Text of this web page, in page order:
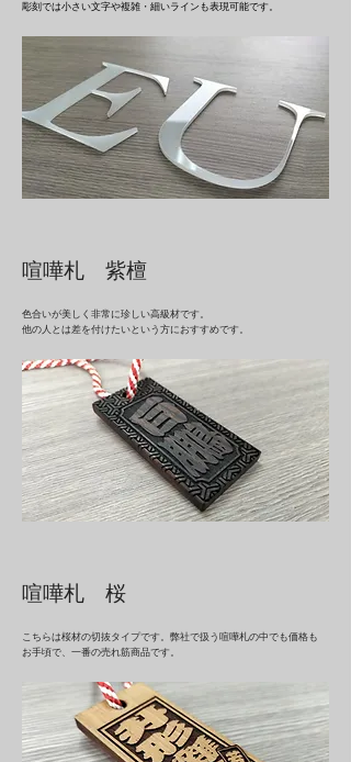
彫刻では小さい文字や複雑・細いラインも表現可能です。
喧嘩札 紫檀
色合いが美しく非常に珍しい高級材です。
他の人とは差を付けたいという方におすすめです。
喧嘩札 桜
こちらは桜材の切抜タイプです。弊社で扱う喧嘩札の中でも価格も
お手頃で、一番の売れ筋商品です。